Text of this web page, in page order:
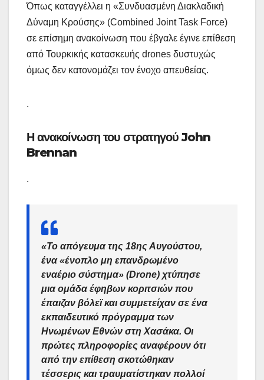
Όπως καταγγέλλει η «Συνδυασμένη Διακλαδική
Δύναμη Κρούσης» (Combined Joint Task Force)
σε επίσημη ανακοίνωση που έβγαλε έγινε επίθεση
από Τουρκικής κατασκευής drones δυστυχώς
όμως δεν κατονομάζει τον ένοχο απευθείας.
.
Η ανακοίνωση του στρατηγού John
Brennan
.
«Το απόγευμα της 18ης Αυγούστου,
ένα «ένοπλο μη επανδρωμένο
εναέριο σύστημα» (Drone) χτύπησε
μια ομάδα έφηβων κοριτσιών που
έπαιζαν βόλεϊ και συμμετείχαν σε ένα
εκπαιδευτικό πρόγραμμα των
Ηνωμένων Εθνών στη Χασάκα. Οι
πρώτες πληροφορίες αναφέρουν ότι
από την επίθεση σκοτώθηκαν
τέσσερις και τραυματίστηκαν πολλοί